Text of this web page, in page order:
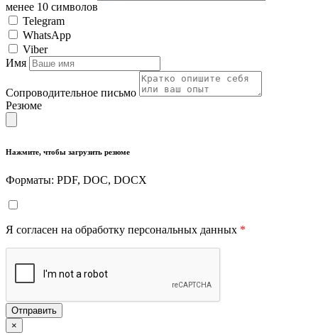
менее 10 символов
Telegram
WhatsApp
Viber
Имя
Сопроводительное письмо
Резюме
Нажмите, чтобы загрузить резюме
Форматы: PDF, DOC, DOCX
Я согласен на обработку персональных данных *
Отправить
×